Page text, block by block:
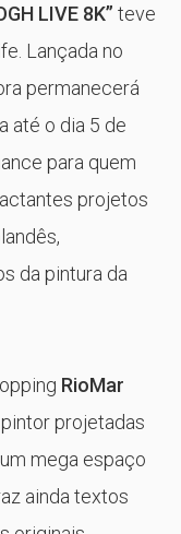
LIVE 8K” teve
Lançada no
permanecerá
até o dia 5 de
para quem
projetos
da pintura da
RioMar
projetadas
mega espaço
ainda textos